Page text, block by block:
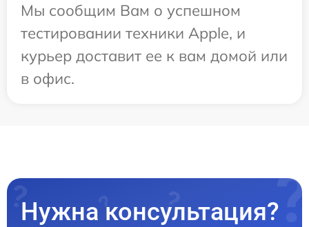
Мы сообщим Вам о успешном
тестировании техники Apple, и
курьер доставит ее к вам домой или
в офис.
Нужна консультация?